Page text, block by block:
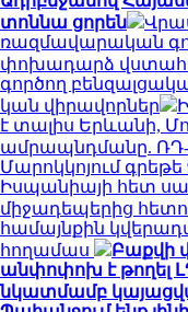
տոննա ցորեն
ռազմավարական
փոխադարձ
գործող
կան վիրավորներ
է տալիս Երևանի,
ամրապնդմանը.
Մարոկկոյում
Իսպանիայի հետ
միջադեպերից հետո
համայնքին
հողամաս
Բաքվի
անփոփոխ է թողել
նկատմամբ